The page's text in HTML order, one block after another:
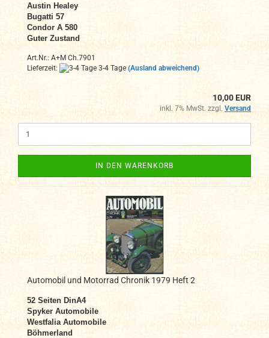
Austin Healey
Bugatti 57
Condor A 580
Guter Zustand
Art.Nr.: A+M Ch.7901
Lieferzeit:
3-4 Tage (Ausland abweichend)
10,00 EUR
inkl. 7% MwSt. zzgl. Versand
IN DEN WARENKORB
Automobil und Motorrad Chronik 1979 Heft 2
52 Seiten DinA4
Spyker Automobile
Westfalia Automobile
Böhmerland